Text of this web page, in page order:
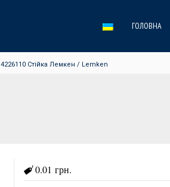
ГОЛОВНА
4226110 Стійка Лемкен / Lemken
0.01 грн.